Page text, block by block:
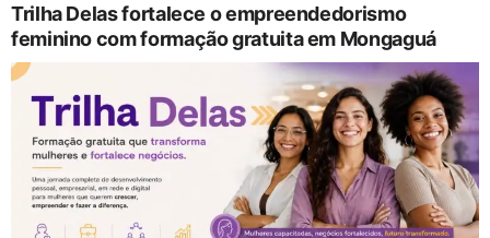
Trilha Delas fortalece o empreendedorismo
feminino com formação gratuita em Mongaguá